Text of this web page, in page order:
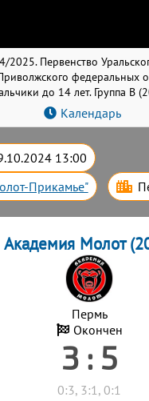
2025. Первенство
федеральных
до 14 лет. Группа B
Календарь
13:00
Прикамье"
Академия Молот
Пермь
Окончен
3 : 5
0:3, 3:1, 0:1